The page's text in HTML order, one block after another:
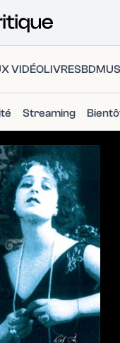
VIDÉOLIVRESBD
Streaming